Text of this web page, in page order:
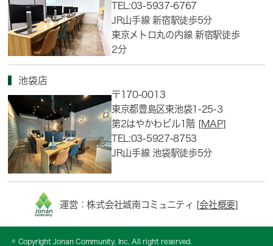
TEL:03-5937-6767
JR山手線 新宿駅徒歩5分
東京メトロ丸の内線 新宿駅徒歩
2分
池袋店
〒170-0013
東京都豊島区東池袋1-25-3
第2はやかわビル1階 [MAP]
TEL:03-5927-8753
JR山手線 池袋駅徒歩5分
運営：株式会社城南コミュニティ [会社概要]
© Copyright Jonan Community, Inc. All right reserved.